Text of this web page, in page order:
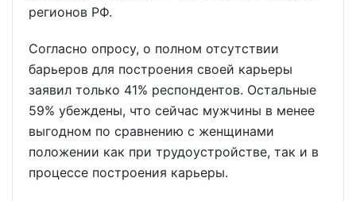
регионов РФ.
Согласно опросу, о полном отсутствии
барьеров для построения своей карьеры
заявил только 41% респондентов. Остальные
59% убеждены, что сейчас мужчины в менее
выгодном по сравнению с женщинами
положении как при трудоустройстве, так и в
процессе построения карьеры.